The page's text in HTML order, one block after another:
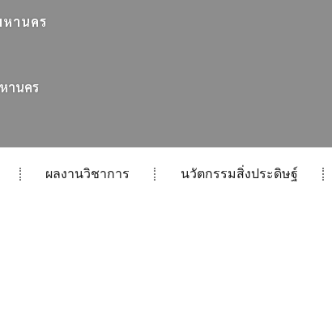
หานคร
หานคร
ผลงานวิชาการ นวัตกรรมสิ่งประดิษฐ์